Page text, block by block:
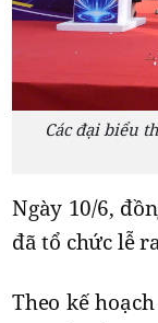
Các đại biểu
Ngày 10/6,
đã tổ chức lễ
Theo kế